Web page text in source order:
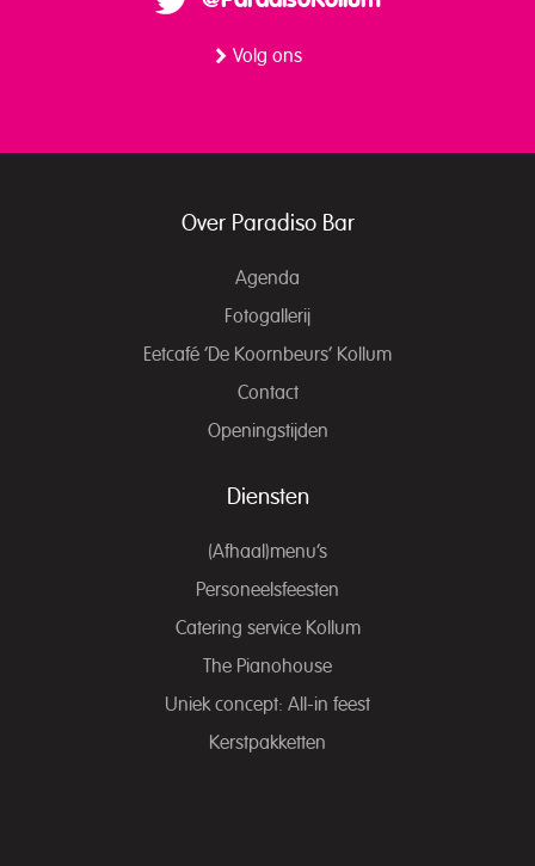
Volg ons
Over Paradiso Bar
Agenda
Fotogallerij
Eetcafé ‘De Koornbeurs’ Kollum
Contact
Openingstijden
Diensten
(Afhaal)menu’s
Personeelsfeesten
Catering service Kollum
The Pianohouse
Uniek concept: All-in feest
Kerstpakketten